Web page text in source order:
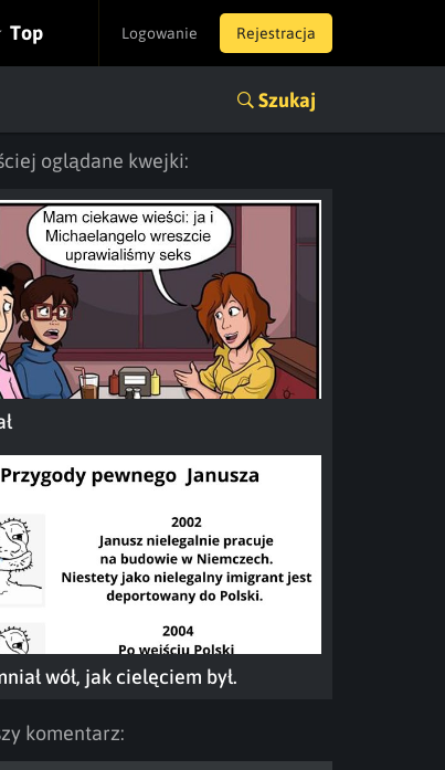
Logowanie Rejestracja
Top
Szukaj
oglądane kwejki:
wół, jak cielęciem był.
komentarz: